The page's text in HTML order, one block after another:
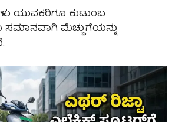
ಯುವಕರಿಗೂ ಕುಟುಂಬ
ಮೆಚ್ಚುಗೆಯನ್ನು